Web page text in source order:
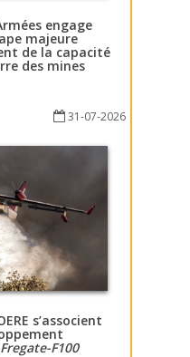
engage
majeure
de la capacité
des mines
31-07-2026
s’associent
Fregate-F100